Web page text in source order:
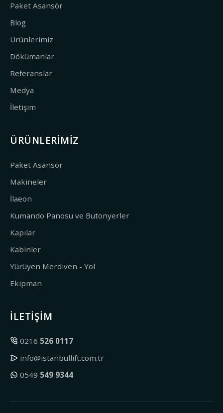
Paket Asansör
Blog
Ürünlerimiz
Dökümanlar
Referanslar
Medya
İletişim
ÜRÜNLERIMIZ
Paket Asansör
Makineler
İlaeon
Kumando Panosu ve Butonyerler
Kapılar
Kabinler
Yürüyen Merdiven - Yol
Ekipman
İLETIŞIM
0216 526 0117
info@istanbullift.com.tr
0549 549 9344